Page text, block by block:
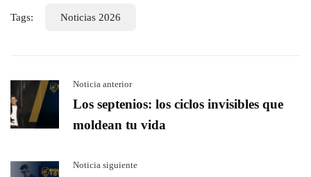
Tags: Noticias 2026
Noticia anterior
Los septenios: los ciclos invisibles que
moldean tu vida
Noticia siguiente